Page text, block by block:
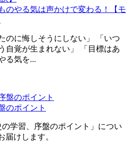
のやる気は声かけで変わる！【モ
のに悔しそうにしない」 「いつ
自覚が生まれない」 「目標はあ
る気を...
のポイント
学習、序盤のポイント」につい
届けします。